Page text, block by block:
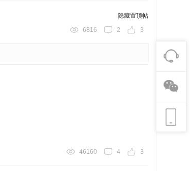
隐藏置顶帖
6816 2 3
46160 4 3